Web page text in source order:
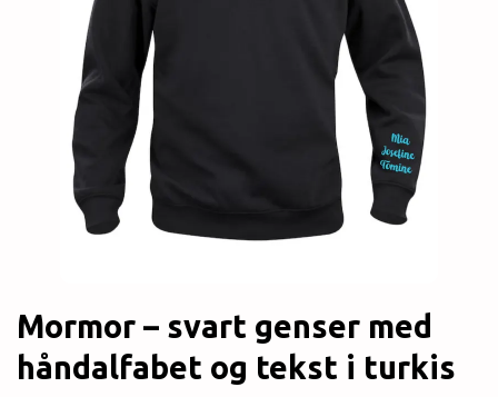
Mormor – svart genser med
håndalfabet og tekst i turkis